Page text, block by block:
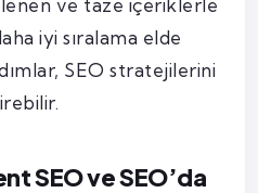
ve taze içeriklerle
iyi sıralama elde
SEO stratejilerini
SEO ve SEO’da